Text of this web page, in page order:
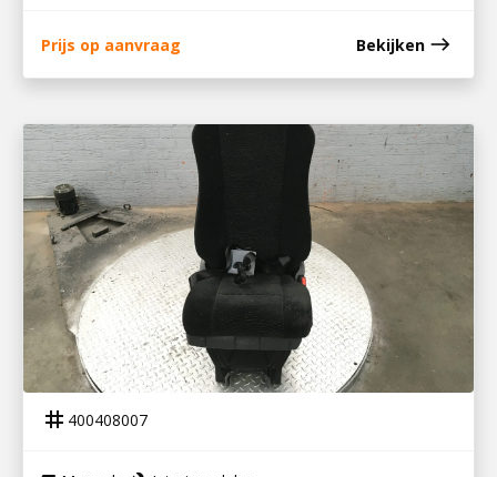
Prijs op aanvraag Bekijken east
400408007
STOEL BIJRIJDERSKANT ATEGO EURO6
tag 400408007